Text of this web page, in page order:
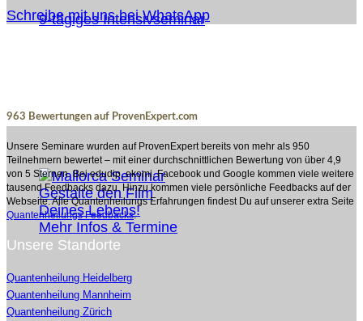
9-tägiges Intensivseminar
Mehr Infos & Termine
Schreibe mit uns bei WhatsApp
Björn Heede
963 Bewertungen auf ProvenExpert.com
Unsere Seminare wurden auf ProvenExpert bereits von mehr als 950
Teilnehmern bewertet – mit einer durchschnittlichen Bewertung von über 4,9
von 5 Sternen. Bei edudip, ekomi, Facebook und Google kommen viele weitere
tausend Feedbacks dazu. Hinzu kommen viele persönliche Feedbacks auf der
Webseite. Alle Quantenheilungs Erfahrungen findest Du auf unserer extra Seite
Quantenheilungs Feedbacks.
Unsere Standorte
Quantenheilung Heidelberg
Quantenheilung Mannheim
Quantenheilung Zürich